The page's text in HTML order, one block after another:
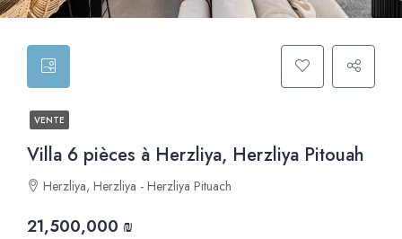
VENTE
Villa 6 pièces à Herzliya, Herzliya Pitouah
Herzliya, Herzliya - Herzliya Pituach
21,500,000 ₪